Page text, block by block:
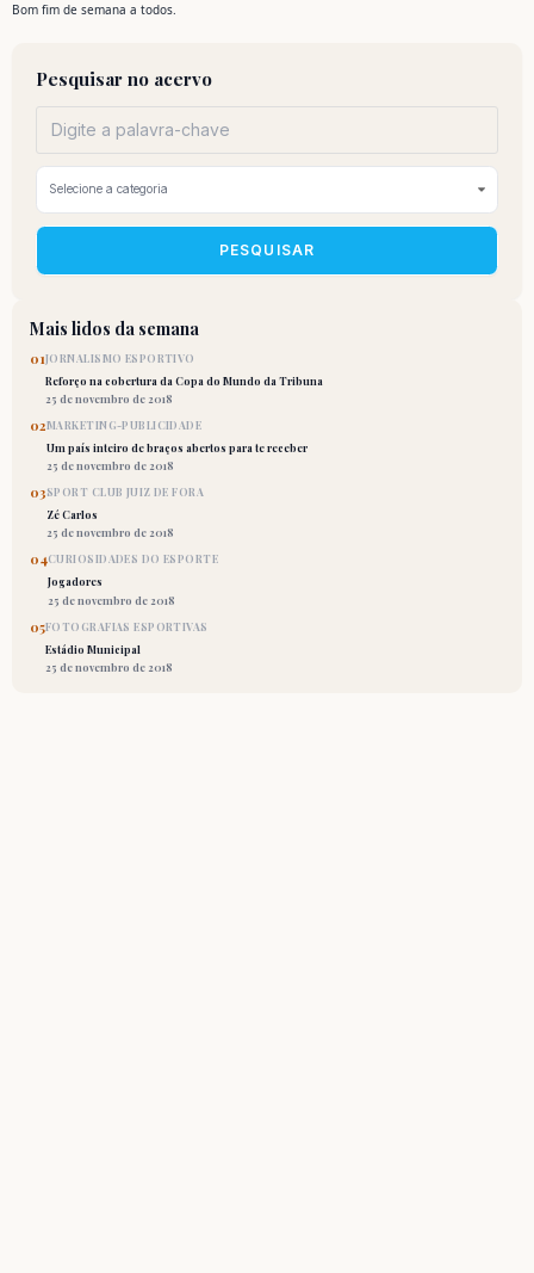
Bom fim de semana a todos.
Pesquisar no acervo
PESQUISAR
Mais lidos da semana
01JORNALISMO ESPORTIVO
Reforço na cobertura da Copa do Mundo da Tribuna
25 de novembro de 2018
02MARKETING-PUBLICIDADE
Um país inteiro de braços abertos para te receber
25 de novembro de 2018
03SPORT CLUB JUIZ DE FORA
Zé Carlos
25 de novembro de 2018
04CURIOSIDADES DO ESPORTE
Jogadores
25 de novembro de 2018
05FOTOGRAFIAS ESPORTIVAS
Estádio Municipal
25 de novembro de 2018